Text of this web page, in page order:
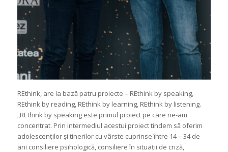
REthink, are la bază patru proiecte – REthink by speaking,
REthink by reading, REthink by learning, REthink by listening.
„REthink by speaking este primul proiect pe care ne-am
concentrat. Prin intermediul acestui proiect tindem să oferim
adolescenților și tinerilor cu vârste cuprinse între 14 – 34 de
ani consiliere psihologică, consiliere în situații de criză,